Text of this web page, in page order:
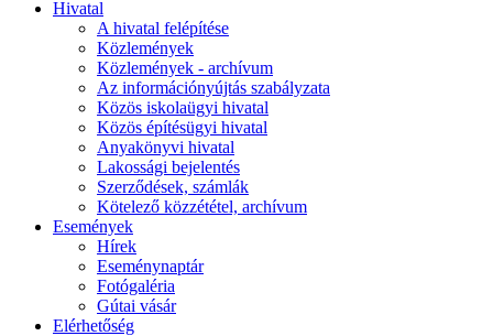
Hivatal
A hivatal felépítése
Közlemények
Közlemények - archívum
Az információnyújtás szabályzata
Közös iskolaügyi hivatal
Közös építésügyi hivatal
Anyakönyvi hivatal
Lakossági bejelentés
Szerződések, számlák
Kötelező közzététel, archívum
Események
Hírek
Eseménynaptár
Fotógaléria
Gútai vásár
Elérhetőség